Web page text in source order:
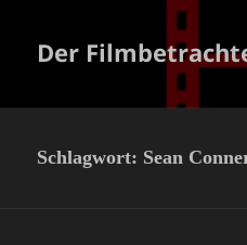
Der
Schlagwort: Sean